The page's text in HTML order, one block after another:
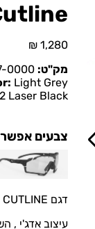
₪ 1,280
מק"ט:
Light Grey
Laser Black
צבעים
דגם CUTLINE
עיצוב אדג'י ,